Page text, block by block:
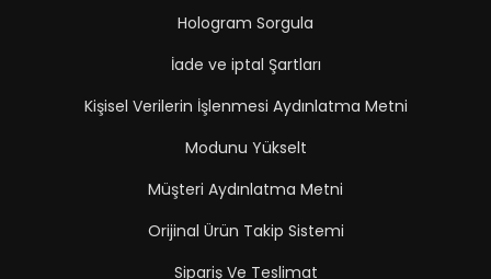
Hologram Sorgula
İade ve iptal Şartları
Kişisel Verilerin İşlenmesi Aydınlatma Metni
Modunu Yükselt
Müşteri Aydınlatma Metni
Orijinal Ürün Takip Sistemi
Sipariş Ve Teslimat